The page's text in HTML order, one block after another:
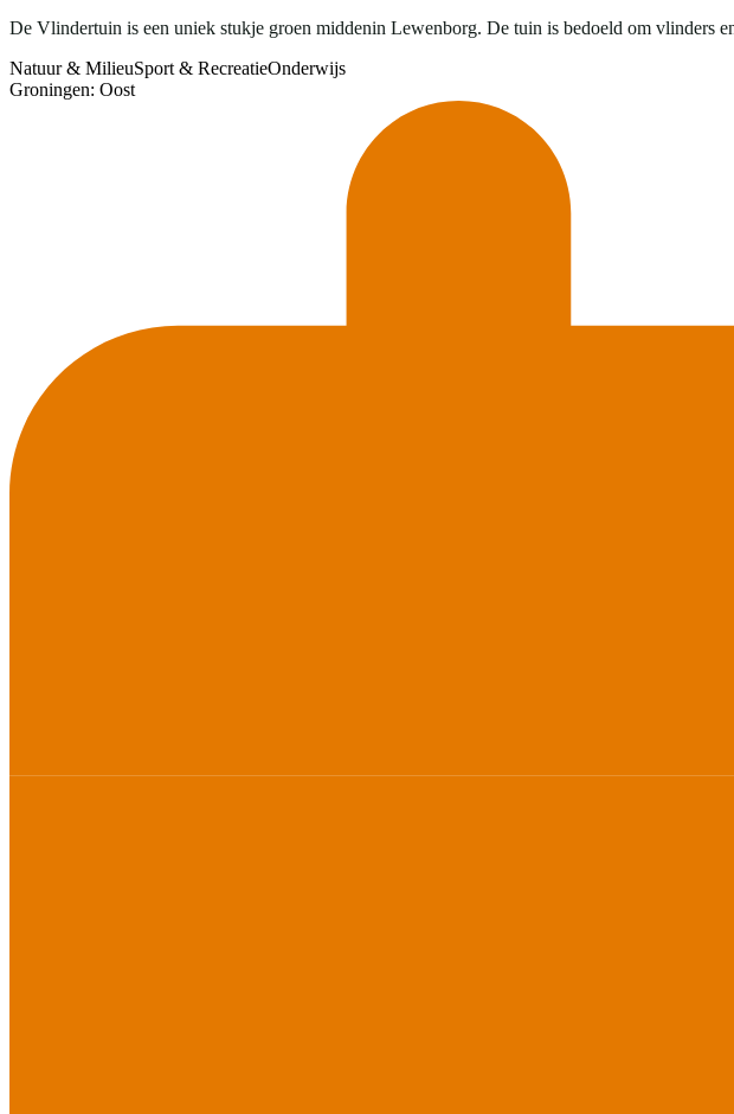
De Vlindertuin is een uniek stukje groen middenin Lewenborg. De tuin is bedoeld om vlinders
Natuur & MilieuSport & RecreatieOnderwijs
Groningen: Oost